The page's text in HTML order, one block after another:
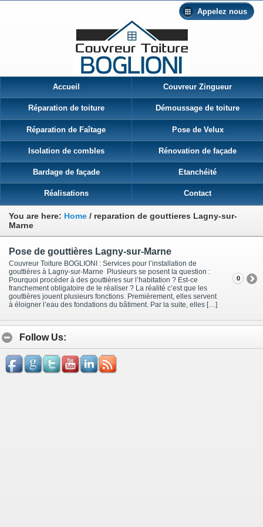
Appelez nous
Accueil Couvreur Zingueur
Réparation de toiture Démoussage de toiture
Réparation de Faîtage Pose de Velux
Isolation de combles Rénovation de façade
Bardage de façade Etanchéité
Réalisations Contact
You are here: Home / reparation de gouttieres Lagny-sur-
Marne
Pose de gouttières Lagny-sur-Marne
Couvreur Toiture BOGLIONI : Services pour l’installation de
gouttières à Lagny-sur-Marne Plusieurs se posent la question :
Pourquoi procéder à des gouttières sur l’habitation ? Est-ce
franchement obligatoire de le réaliser ? La réalité c’est que les
gouttières jouent plusieurs fonctions. Premièrement, elles servent
à éloigner l’eau des fondations du bâtiment. Par la suite, elles […]
0
Follow Us: